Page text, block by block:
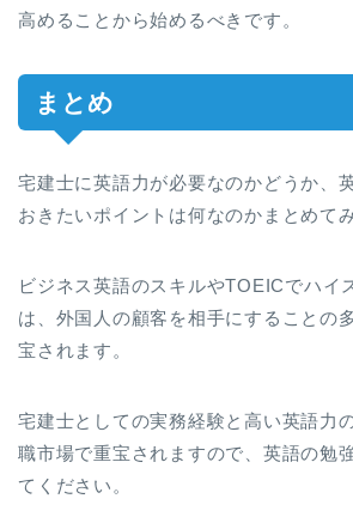
高めることから始めるべきです。
まとめ
宅建士に英語力が必要なのかどうか、
おきたいポイントは何なのかまとめて
ビジネス英語のスキルやTOEICでハイ
は、外国人の顧客を相手にすることの
宝されます。
宅建士としての実務経験と高い英語力
職市場で重宝されますので、英語の勉
てください。